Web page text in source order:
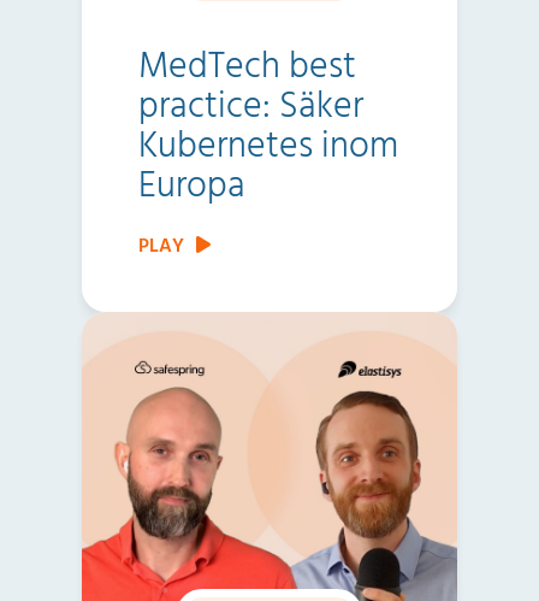
MedTech best
practice: Säker
Kubernetes inom
Europa
PLAY